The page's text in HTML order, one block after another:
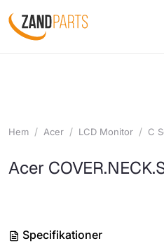
Hem Acer LCD Monitor C
Acer
Specifikationer